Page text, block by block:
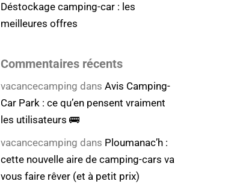
Déstockage camping-car : les
meilleures offres
Commentaires récents
vacancecamping dans Avis Camping-
Car Park : ce qu’en pensent vraiment
les utilisateurs 🚌
vacancecamping dans Ploumanac’h :
cette nouvelle aire de camping-cars va
vous faire rêver (et à petit prix)